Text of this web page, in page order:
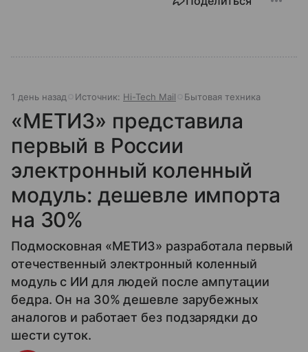
1 день назад Источник: Hi-Tech Mail Бытовая техника
«МЕТИЗ» представила
первый в России
электронный коленный
модуль: дешевле импорта
на 30%
Подмосковная «МЕТИЗ» разработала первый
отечественный электронный коленный
модуль с ИИ для людей после ампутации
бедра. Он на 30% дешевле зарубежных
аналогов и работает без подзарядки до
шести суток.